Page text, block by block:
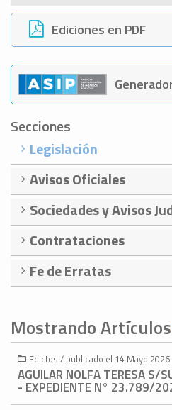
Ediciones en PDF
Secciones
Legislación
Avisos Oficiales
Sociedades y Avisos
Contrataciones
Fe de Erratas
Mostrando Artículos
Edictos / publicado el 14 Mayo
AGUILAR NOLFA TERESA S/
- EXPEDIENTE N° 23.789/